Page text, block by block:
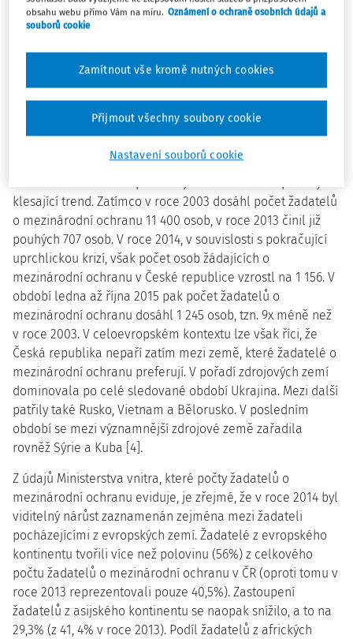
povolení nelze být zaměstnán. Toto povolení je vydáváno
cizinci žádat o nové pracovní povolení. V posledních
měsících velká část migrujících cizinců vstupuje na území
rodiny, podnikání, studium, žadatelé o azyl apod.), a to je
například průchod do Spolkové republiky Německo aj [8].
Od roku 2004 až do roku 2013 měl počet žadatelů o
klesající trend. Zatímco v roce 2003 dosáhl počet žadatelů
o mezinárodní ochranu 11 400 osob, v roce 2013 činil již
pouhých 707 osob. V roce 2014, v souvislosti s pokračující
uprchlickou krizí, však počet osob žádajících o
mezinárodní ochranu v České republice vzrostl na 1 156. V
období ledna až října 2015 pak počet žadatelů o
mezinárodní ochranu dosáhl 1 245 osob, tzn. 9x méně než
v roce 2003. V celoevropském kontextu lze však říci, že
Česká republika nepaří zatím mezi země, které žadatelé o
mezinárodní ochranu preferují. V pořadí zdrojových zemí
dominovala po celé sledované období Ukrajina. Mezi další
patřily také Rusko, Vietnam a Bělorusko. V posledním
období se mezi významnější zdrojové země zařadila
rovněž Sýrie a Kuba [4].
Z údajů Ministerstva vnitra, které počty žadatelů o
mezinárodní ochranu eviduje, je zřejmé, že v roce 2014 byl
viditelný nárůst zaznamenán zejména mezi žadateli
pocházejícími z evropských zemí. Žadatelé z evropského
kontinentu tvořili více než polovinu (56%) z celkového
počtu žadatelů o mezinárodní ochranu v ČR (oproti tomu v
roce 2013 reprezentovali pouze 40,5%). Zastoupení
žadatelů z asijského kontinentu se naopak snížilo, a to na
29,3% (z 41, 4% v roce 2013). Podíl žadatelů z afrických
obsahu webu přímo Vám na míru. Oznámení o ochraně osobních údajů a
souborů cookie
Nastavení souborů cookie
Zamítnout vše kromě nutných cookies
Přijmout všechny soubory cookie